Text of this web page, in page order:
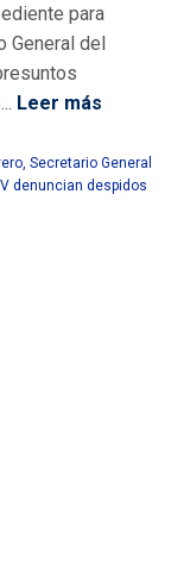
para
General del
Leer más
Secretario General
denuncian despidos